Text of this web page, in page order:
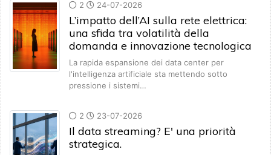
2 24-07-2026
L’impatto dell’AI sulla rete elettrica:
una sfida tra volatilità della
domanda e innovazione tecnologica
La rapida espansione dei data center per
l'intelligenza artificiale sta mettendo sotto
pressione i sistemi…
2 23-07-2026
Il data streaming? E' una priorità
strategica.